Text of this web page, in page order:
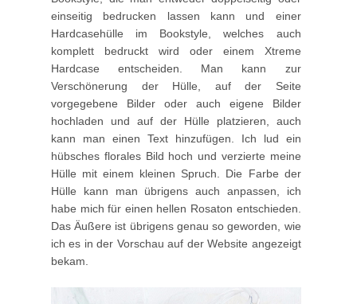
einseitig bedrucken lassen kann und einer
Hardcasehülle im Bookstyle, welches auch
komplett bedruckt wird oder einem Xtreme
Hardcase entscheiden. Man kann zur
Verschönerung der Hülle, auf der Seite
vorgegebene Bilder oder auch eigene Bilder
hochladen und auf der Hülle platzieren, auch
kann man einen Text hinzufügen. Ich lud ein
hübsches florales Bild hoch und verzierte meine
Hülle mit einem kleinen Spruch. Die Farbe der
Hülle kann man übrigens auch anpassen, ich
habe mich für einen hellen Rosaton entschieden.
Das Äußere ist übrigens genau so geworden, wie
ich es in der Vorschau auf der Website angezeigt
bekam.